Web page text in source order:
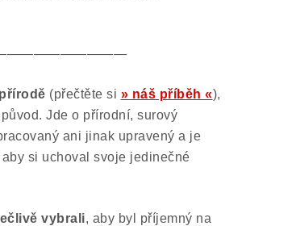
(přečtěte si » náš příběh «),
Jde o přírodní, surový
ani jinak upravený a je
si uchoval svoje jedinečné
vybrali, aby byl příjemný na